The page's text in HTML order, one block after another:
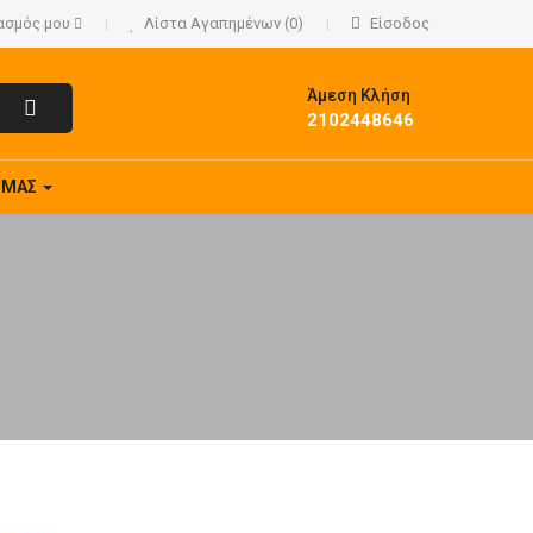
μου Λίστα Αγαπημένων (0) Είσοδος
Άμεση Κλήση
2102448646
ΜΑΣ